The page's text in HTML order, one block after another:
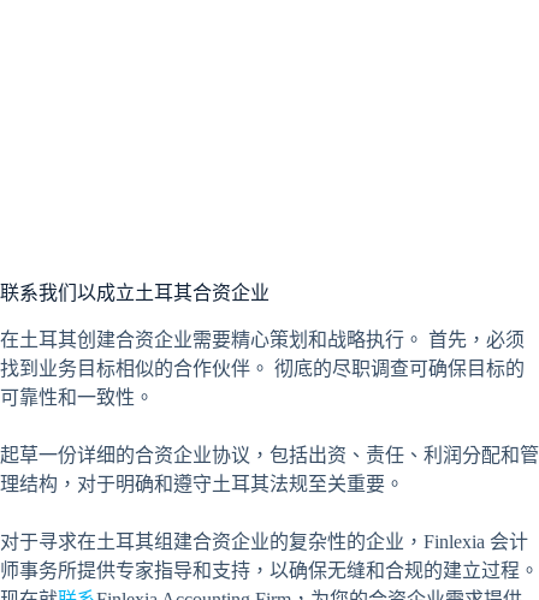
联系我们以成立土耳其合资企业
在土耳其创建合资企业需要精心策划和战略执行。 首先，必须
找到业务目标相似的合作伙伴。 彻底的尽职调查可确保目标的
可靠性和一致性。
起草一份详细的合资企业协议，包括出资、责任、利润分配和管
理结构，对于明确和遵守土耳其法规至关重要。
对于寻求在土耳其组建合资企业的复杂性的企业，Finlexia 会计
师事务所提供专家指导和支持，以确保无缝和合规的建立过程。